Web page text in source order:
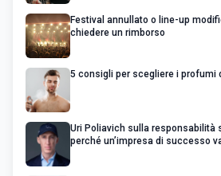
Festival annullato o line-up
chiedere un rimborso
5 consigli per scegliere i profumi
Uri Poliavich sulla responsabilità
perché un’impresa di successo